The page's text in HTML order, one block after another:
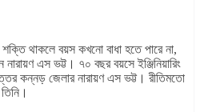
থাকলে বয়স কখনো বাধা হতে পারে না,
এস ভট্ট। ৭০ বছর বয়সে ইঞ্জিনিয়ারিং
কন্নড় জেলার নারায়ণ এস ভট্ট। রীতিমতো